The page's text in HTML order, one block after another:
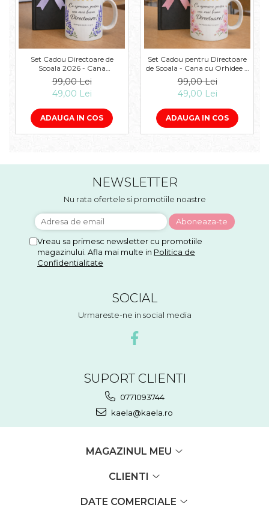
Set Cadou Directoare de
Scoala 2026 - Cana
Personalizata cu Mesaj si
Agenda Neagra Eleganta
99,00 Lei
49,00 Lei
ADAUGA IN COS
Set Cadou pentru Directoare
de Scoala - Cana cu Orhidee si
Agenda 2026 cu Fundita Roz
99,00 Lei
49,00 Lei
ADAUGA IN COS
NEWSLETTER
Nu rata ofertele si promotiile noastre
Vreau sa primesc newsletter cu promotiile
magazinului. Afla mai multe in Politica de
Confidentialitate
SOCIAL
Urmareste-ne in social media
SUPORT CLIENTI
0771093744
kaela@kaela.ro
MAGAZINUL MEU
CLIENTI
DATE COMERCIALE